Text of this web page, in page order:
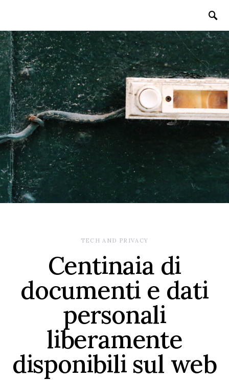
TECH AND PRIVACY
Centinaia di
documenti e dati
personali
liberamente
disponibili sul web